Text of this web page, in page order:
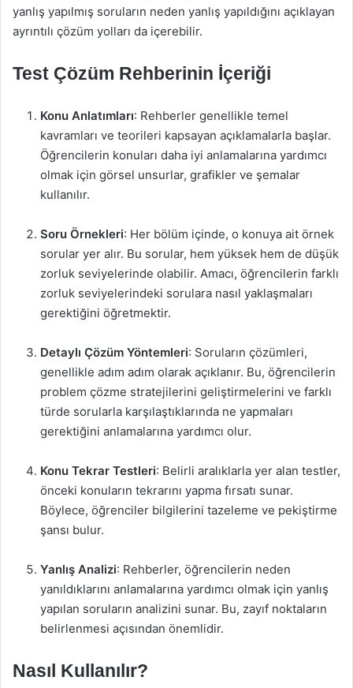
yanlış yapılmış soruların neden yanlış yapıldığını açıklayan
ayrıntılı çözüm yolları da içerebilir.
Test Çözüm Rehberinin İçeriği
Konu Anlatımları: Rehberler genellikle temel
kavramları ve teorileri kapsayan açıklamalarla başlar.
Öğrencilerin konuları daha iyi anlamalarına yardımcı
olmak için görsel unsurlar, grafikler ve şemalar
kullanılır.
Soru Örnekleri: Her bölüm içinde, o konuya ait örnek
sorular yer alır. Bu sorular, hem yüksek hem de düşük
zorluk seviyelerinde olabilir. Amacı, öğrencilerin farklı
zorluk seviyelerindeki sorulara nasıl yaklaşmaları
gerektiğini öğretmektir.
Detaylı Çözüm Yöntemleri: Soruların çözümleri,
genellikle adım adım olarak açıklanır. Bu, öğrencilerin
problem çözme stratejilerini geliştirmelerini ve farklı
türde sorularla karşılaştıklarında ne yapmaları
gerektiğini anlamalarına yardımcı olur.
Konu Tekrar Testleri: Belirli aralıklarla yer alan testler,
önceki konuların tekrarını yapma fırsatı sunar.
Böylece, öğrenciler bilgilerini tazeleme ve pekiştirme
şansı bulur.
Yanlış Analizi: Rehberler, öğrencilerin neden
yanıldıklarını anlamalarına yardımcı olmak için yanlış
yapılan soruların analizini sunar. Bu, zayıf noktaların
belirlenmesi açısından önemlidir.
Nasıl Kullanılır?